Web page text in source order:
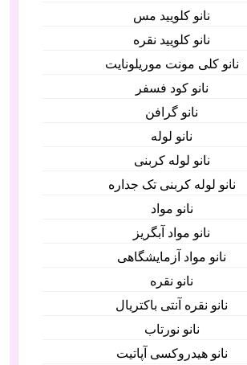
نانو کلویید مس
نانو کلویید نقره
نانو کلی مونت موریلونایت
نانو کود فسفر
نانو گرافن
نانو لوله
نانو لوله کربنی
نانو لوله کربنی تک جداره
نانو مواد
نانو مواد آبگریز
نانو مواد آزمایشگاهی
نانو نقره
نانو نقره آنتی باکتریال
نانو نورتاب
نانو هیدروکسی آپاتیت